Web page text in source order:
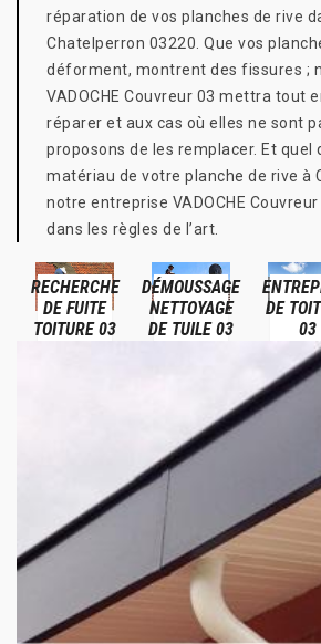
réparation de vos planches de rive
Chatelperron 03220. Que vos
déforment, montrent des fissures ;
VADOCHE Couvreur 03 mettra tout
réparer et aux cas où elles ne sont
proposons de les remplacer. Et quel
matériau de votre planche de rive à
notre entreprise VADOCHE
dans les règles de l’art.
RECHERCHE
DE FUITE
TOITURE 03
DÉMOUSSAGE
NETTOYAGE
DE TUILE 03
DE
03